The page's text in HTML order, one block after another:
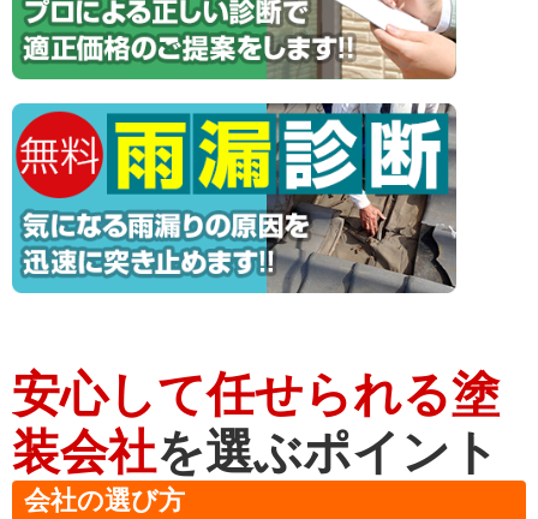
安心して任せられる塗
装会社を選ぶポイント
会社の選び方